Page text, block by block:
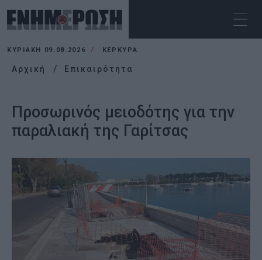
ΚΥΡΙΑΚΉ 09.08.2026 ΚΕΡΚΥΡΑ
Αρχική Επικαιρότητα
Προσωρινός μειοδότης για την
παραλιακή της Γαρίτσας